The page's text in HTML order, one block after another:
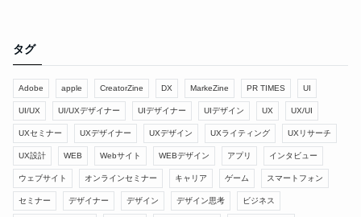
タグ
Adobe apple CreatorZine DX MarkeZine PR TIMES UI
UI/UX UI/UXデザイナー UIデザイナー UIデザイン UX UX/UI
UXセミナー UXデザイナー UXデザイン UXライティング UXリサーチ
UX設計 WEB Webサイト WEBデザイン アプリ インタビュー
ウェブサイト オンラインセミナー キャリア ゲーム スマートフォン
セミナー デザイナー デザイン デザイン思考 ビジネス